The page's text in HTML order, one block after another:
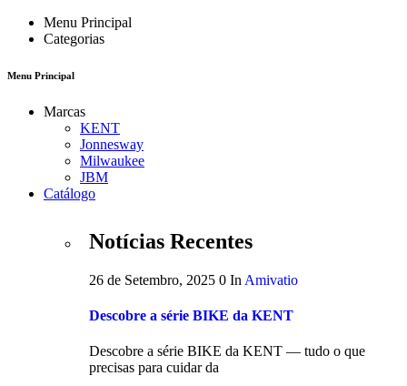
Menu Principal
Categorias
Menu Principal
Marcas
KENT
Jonnesway
Milwaukee
JBM
Catálogo
Notícias Recentes
26 de Setembro, 2025 0 In Amivatio
Descobre a série BIKE da KENT
Descobre a série BIKE da KENT — tudo o que
precisas para cuidar da